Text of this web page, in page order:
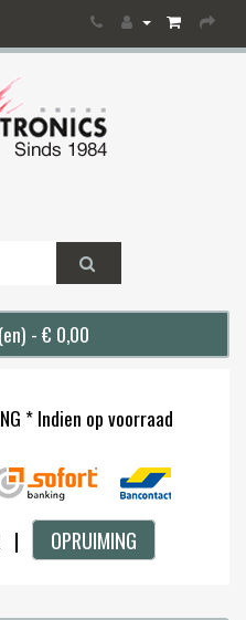
- € 0,00
* Indien op voorraad
| OPRUIMING